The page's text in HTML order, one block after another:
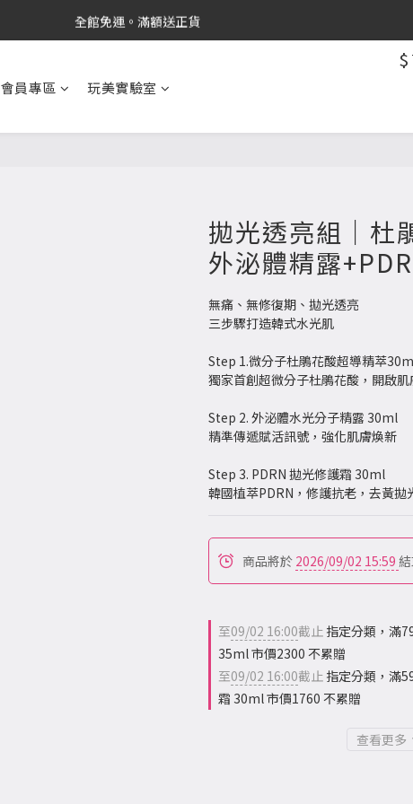
新品上市✨PDRN抗老精華
全館免運。滿額送正貨
$
會員專區 玩美實驗室
拋光透亮組｜杜
外泌體精露
無痛、無修復期、拋光透亮
三步驟打造韓式水光肌
Step 1.微分子杜鵑花酸超導精萃
獨家首創超微分子杜鵑花酸，開啟
Step 2. 外泌體水光分子精露 30ml
精準傳遞賦活訊號，強化肌膚煥新
Step 3. PDRN 拋光修護霜 30ml
韓國植萃PDRN，修護抗老，去黃拋
商品將於 2026/09/02 15:59
至09/02 16:00截止 指定分類，滿
35ml 市價2300 不累贈
至09/02 16:00截止 指定分類，滿
霜 30ml 市價1760 不累贈
查看更多